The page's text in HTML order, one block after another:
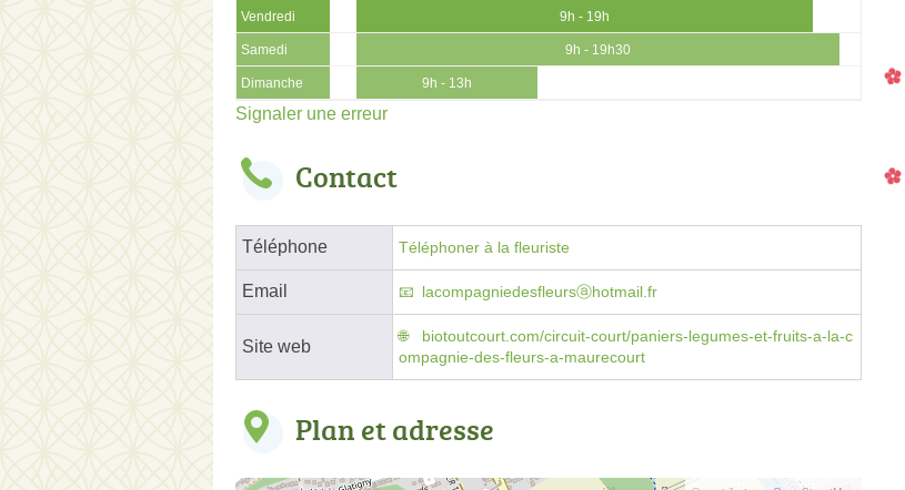
Vendredi 9h - 19h
Samedi 9h - 19h30
Dimanche 9h - 13h
Signaler une erreur
Contact
Téléphone Téléphoner à la fleuriste
Email lacompagniedesfleursⓐhotmail.fr
Site web
biotoutcourt.com/circuit-court/paniers-legumes-et-fruits-a-la-c
ompagnie-des-fleurs-a-maurecourt
Plan et adresse